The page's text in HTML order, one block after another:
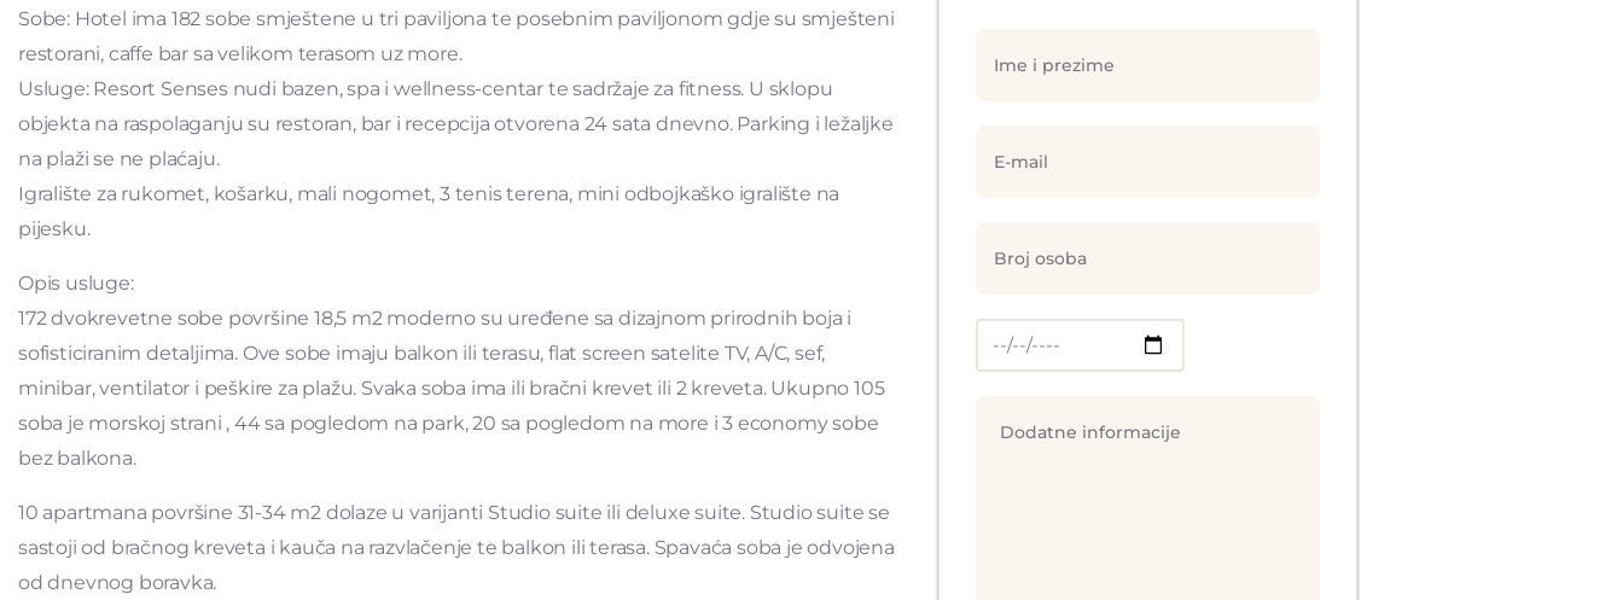
Sobe: Hotel ima 182 sobe smještene u tri paviljona te posebnim paviljonom gdje su smješteni
restorani, caffe bar sa velikom terasom uz more.
Usluge: Resort Senses nudi bazen, spa i wellness-centar te sadržaje za fitness. U sklopu
objekta na raspolaganju su restoran, bar i recepcija otvorena 24 sata dnevno. Parking i ležaljke
na plaži se ne plaćaju.
Igralište za rukomet, košarku, mali nogomet, 3 tenis terena, mini odbojkaško igralište na
pijesku.
Opis usluge:
172 dvokrevetne sobe površine 18,5 m2 moderno su uređene sa dizajnom prirodnih boja i
sofisticiranim detaljima. Ove sobe imaju balkon ili terasu, flat screen satelite TV, A/C, sef,
minibar, ventilator i peškire za plažu. Svaka soba ima ili bračni krevet ili 2 kreveta. Ukupno 105
soba je morskoj strani , 44 sa pogledom na park, 20 sa pogledom na more i 3 economy sobe
bez balkona.
10 apartmana površine 31-34 m2 dolaze u varijanti Studio suite ili deluxe suite. Studio suite se
sastoji od bračnog kreveta i kauča na razvlačenje te balkon ili terasa. Spavaća soba je odvojena
od dnevnog boravka.